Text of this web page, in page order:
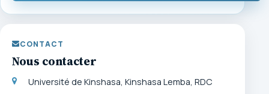
CONTACT
Nous contacter
Université de Kinshasa, Kinshasa Lemba, RDC